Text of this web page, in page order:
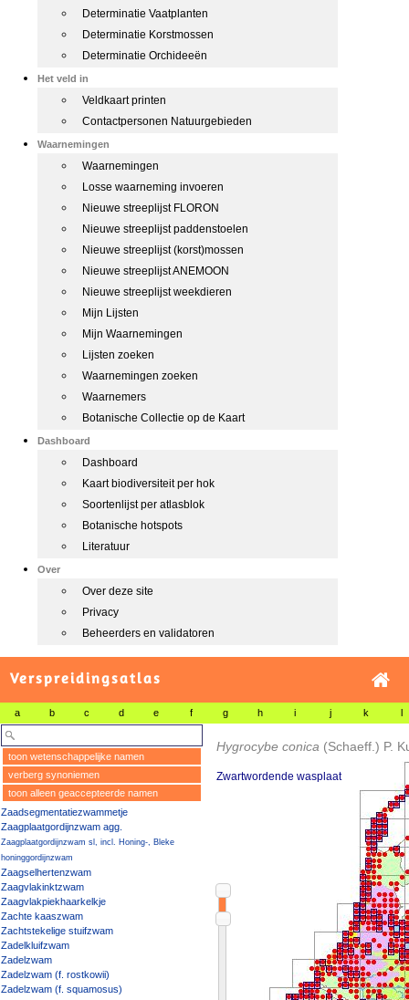
Determinatie Vaatplanten
Determinatie Korstmossen
Determinatie Orchideeën
Het veld in
Veldkaart printen
Contactpersonen Natuurgebieden
Waarnemingen
Waarnemingen
Losse waarneming invoeren
Nieuwe streeplijst FLORON
Nieuwe streeplijst paddenstoelen
Nieuwe streeplijst (korst)mossen
Nieuwe streeplijst ANEMOON
Nieuwe streeplijst weekdieren
Mijn Lijsten
Mijn Waarnemingen
Lijsten zoeken
Waarnemingen zoeken
Waarnemers
Botanische Collectie op de Kaart
Dashboard
Dashboard
Kaart biodiversiteit per hok
Soortenlijst per atlasblok
Botanische hotspots
Literatuur
Over
Over deze site
Privacy
Beheerders en validatoren
Verspreidingsatlas
a b c d e f g h i j k l
toon wetenschappelijke namen
verberg synoniemen
toon alleen geaccepteerde namen
Zaadsegmentatiezwammetje
Zaagplaatgordijnzwam agg.
Zaagplaatgordijnzwam sl, incl. Honing-, Bleke
honinggordijnzwam
Zaagselhertenzwam
Zaagvlakinktzwam
Zaagvlakpiekhaarkelkje
Zachte kaaszwam
Zachtstekelige stuifzwam
Zadelkluifzwam
Zadelzwam
Zadelzwam (f. rostkowii)
Zadelzwam (f. squamosus)
Hygrocybe conica (Schaeff.) P.
Zwartwordende wasplaat